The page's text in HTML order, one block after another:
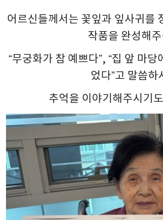
어르신들께서는 꽃잎과 잎사귀를
작품을 완성해
“무궁화가 참 예쁘다”, “집 앞 마
었다”고 말씀하
추억을 이야기해주시기